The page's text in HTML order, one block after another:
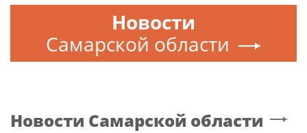
Новости
Самарской области
Новости Самарской области